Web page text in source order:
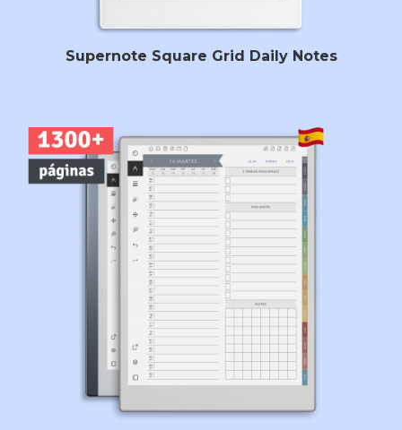
Supernote Square Grid Daily Notes